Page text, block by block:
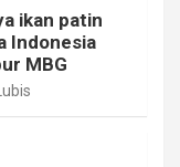
ikan patin
Indonesia
MBG